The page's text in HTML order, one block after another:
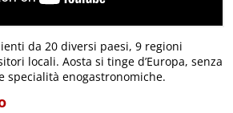
da 20 diversi paesi, 9 regioni
locali. Aosta si tinge d’Europa, senza
specialità enogastronomiche.